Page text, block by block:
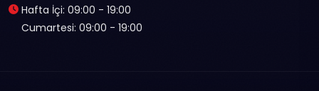
Hafta İçi: 09:00 - 19:00
Cumartesi: 09:00 - 19:00